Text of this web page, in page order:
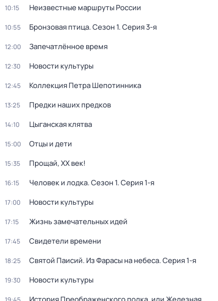
10:15 Неизвестные маршруты России
10:55 Бронзовая птица. Сезон 1. Серия 3-я
12:00 Запечатлённое время
12:30 Новости культуры
12:45 Коллекция Петра Шепотинника
13:25 Предки наших предков
14:10 Цыганская клятва
15:00 Отцы и дети
15:35 Прощай, ХХ век!
16:15 Человек и лодка. Сезон 1. Серия 1-я
17:00 Новости культуры
17:15 Жизнь замечательных идей
17:45 Свидетели времени
18:25 Святой Паисий. Из Фарасы на небеса. Серия 1-я
19:30 Новости культуры